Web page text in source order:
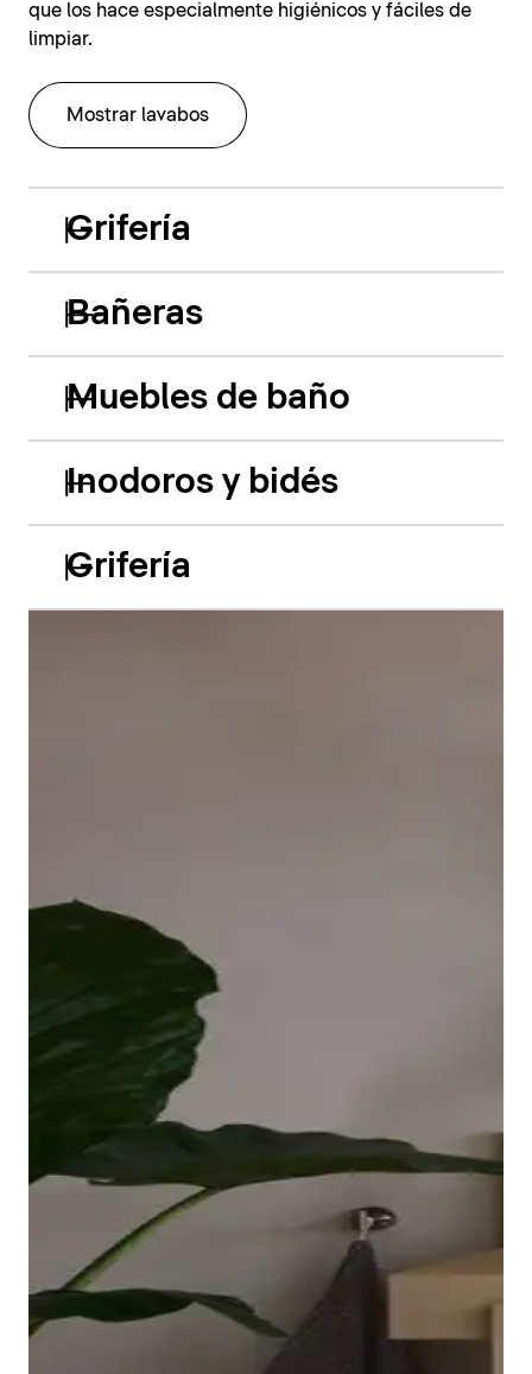
que los hace especialmente higiénicos y fáciles de
limpiar.
Mostrar lavabos
Grifería
Los grifos adecuados para lavabo, bidé, ducha y
bañera completan la gama de la serie Balcoon. Su
manilla elíptica se integra en el cuerpo del grifo con
un suave arco y resulta muy agradable al tacto.
Bañeras
esquinas y es fácil de limpiar. El interior ergonómico,
disponible en Blanco o Blanco mate, invita a relajarse
Mostrar bañeras
Muebles de baño
Inodoros y bidés
Grifería